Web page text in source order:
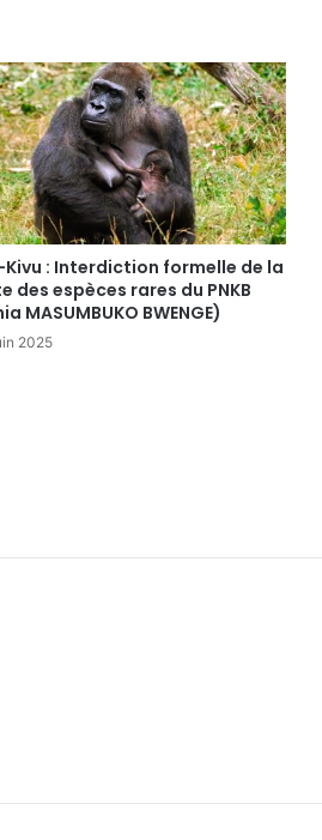
Kivu : Interdiction formelle de la
des espèces rares du PNKB
MASUMBUKO BWENGE)
2025